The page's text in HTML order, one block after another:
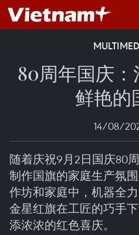
80周年国庆
鲜艳的
14/08/
随着庆祝9月2日国庆80
制作国旗的家庭生产氛
作坊和家庭中，机器全
金星红旗在工匠的巧手
添浓浓的红色喜庆。